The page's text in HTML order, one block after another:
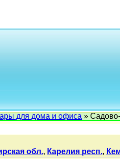
для дома и офиса »
обл., Карелия респ.,